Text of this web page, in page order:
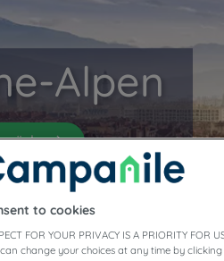
Alpen
to cookies
FOR YOUR PRIVACY IS A PRIORITY FOR
change your choices at any time by